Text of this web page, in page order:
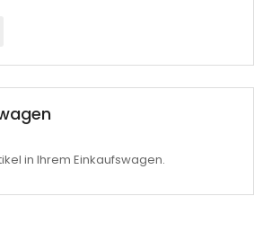
in Ihrem Einkaufswagen.